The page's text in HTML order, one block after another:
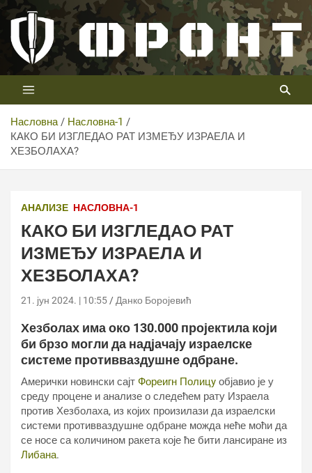
Скип
цонтент
Телевизија ФРОНТ
Први војни канал у Србији
Насловна
Насловна-1
КАКО БИ ИЗГЛЕДАО РАТ ИЗМЕЂУ ИЗРАЕЛА И
ХЕЗБОЛАХА?
АНАЛИЗЕ НАСЛОВНА-1
КАКО БИ ИЗГЛЕДАО РАТ
ИЗМЕЂУ ИЗРАЕЛА И
ХЕЗБОЛАХА?
21. јун 2024. | 10:55 Данко Боројевић
Хезболах има око 130.000 пројектила који
би брзо могли да надјачају израелске
системе противваздушне одбране.
Амерички новински сајт Фореигн Полицy објавио је у
среду процене и анализе о следећем рату Израела
против Хезболаха, из којих произилази да израелски
системи противваздушне одбране можда неће моћи да
се носе са количином ракета које ће бити лансиране из
Либана.